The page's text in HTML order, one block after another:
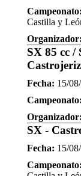
Campeonato:
Castilla y
Organizador:
SX 85 cc
Castrojeriz
Fecha: 15/
Campeonato:
Organizador:
SX -
Fecha: 15/
Campeonato: